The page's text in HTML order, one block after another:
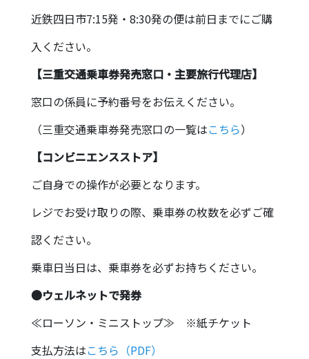
近鉄四日市7:15発・8:30発の便は前日までにご購
入ください。
【三重交通乗車券発売窓口・主要旅行代理店】
窓口の係員に予約番号をお伝えください。
（三重交通乗車券発売窓口の一覧はこちら）
【コンビニエンスストア】
ご自身での操作が必要となります。
レジでお受け取りの際、乗車券の枚数を必ずご確
認ください。
乗車日当日は、乗車券を必ずお持ちください。
●ウェルネットで発券
≪ローソン・ミニストップ≫ ※紙チケット
支払方法はこちら（PDF）